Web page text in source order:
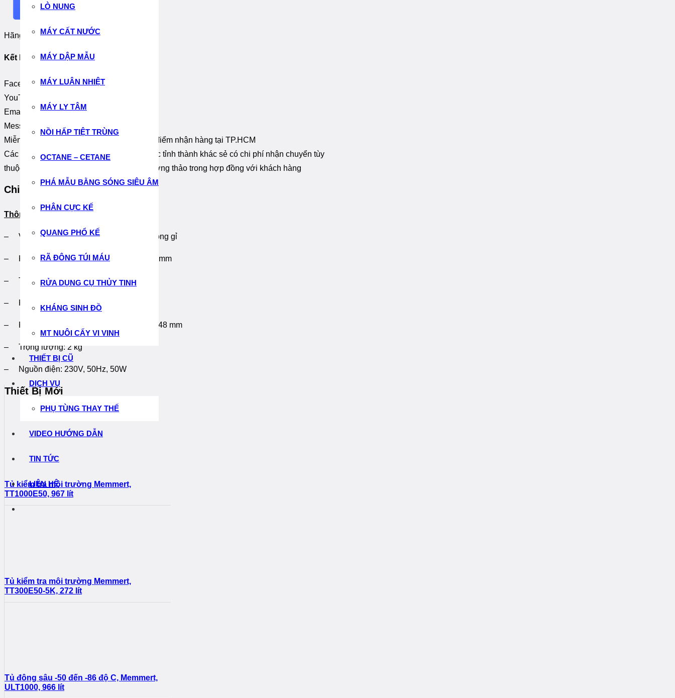
LÒ NUNG
MÁY CẤT NƯỚC
MÁY DẬP MẪU
MÁY LUÂN NHIỆT
MÁY LY TÂM
NỒI HẤP TIỆT TRÙNG
OCTANE – CETANE
PHÁ MẪU BẰNG SÓNG SIÊU ÂM
PHÂN CỰC KẾ
QUANG PHỔ KẾ
RÃ ĐÔNG TÚI MÁU
RỬA DỤNG CỤ THỦY TINH
KHÁNG SINH ĐỒ
MT NUÔI CẤY VI VINH
THIẾT BỊ CŨ
DỊCH VỤ
PHỤ TÙNG THAY THẾ
VIDEO HƯỚNG DẪN
TIN TỨC
LIÊN HỆ
Send Message
Hãng Sản Xuất:Cole-Parmer – UK
Kết Nối:
Facebook
YouTube
Email
Messenger
Miễn phí vận chuyển cho đơn hàng có địa điểm nhận hàng tại TP.HCM
Các đơn hàng có địa điểm nhận hàng ở các tỉnh thành khác sẻ có chi phí nhận chuyển tùy
thuộc vào địa điểm giao hàng và được thương thảo trong hợp đồng với khách hàng
Chi Tiết Thiết Bị:
Thông số kỹ thuật:
– Vật liệu bề mặt khuấy từ: bằng thép không gỉ
– Kích thước bề mặt khuấy từ: 150 x 150 mm
– Tốc độ khuấy: 100 – 2000 vòng/phút
– Khả năng khuấy tối đa: 15 lít
– Kích thước: rộng 172 x cao 109 x sâu 248 mm
– Trọng lượng: 2 kg
– Nguồn điện: 230V, 50Hz, 50W
Thiết Bị Mới
Tủ kiểm tra môi trường Memmert,
TT1000E50, 967 lít
Tủ kiểm tra môi trường Memmert,
TT300E50-5K, 272 lít
Tủ đông sâu -50 đến -86 độ C, Memmert,
ULT1000, 966 lít